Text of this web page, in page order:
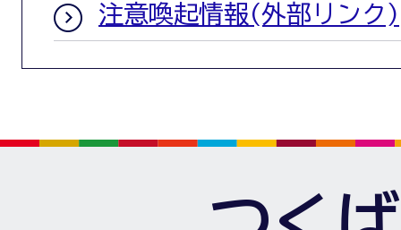
注意喚起情報(外部リンク)